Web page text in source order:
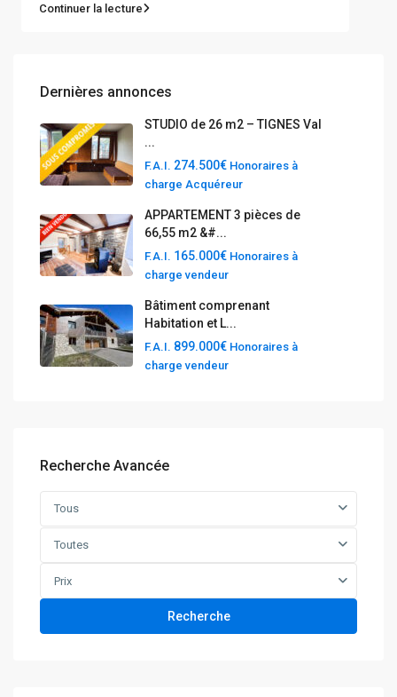
Continuer la lecture
Dernières annonces
STUDIO de 26 m2 – TIGNES Val
...
F.A.I. 274.500€ Honoraires à
charge Acquéreur
APPARTEMENT 3 pièces de
66,55 m2 &#...
F.A.I. 165.000€ Honoraires à
charge vendeur
Bâtiment comprenant
Habitation et L...
F.A.I. 899.000€ Honoraires à
charge vendeur
Recherche Avancée
Tous
Toutes
Prix
Recherche